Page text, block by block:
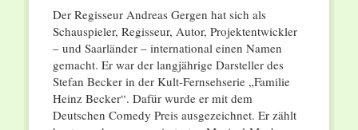
Der Regisseur Andreas Gergen hat sich als
Schauspieler, Regisseur, Autor, Projektentwickler
– und Saarländer – international einen Namen
gemacht. Er war der langjährige Darsteller des
Stefan Becker in der Kult-Fernsehserie „Familie
Heinz Becker“. Dafür wurde er mit dem
Deutschen Comedy Preis ausgezeichnet. Er zählt